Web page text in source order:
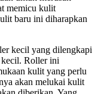
memicu kulit
baru ini diharapkan
kecil yang dilengkapi
kecil. Roller ini
kulit yang perlu
akan melukai kulit